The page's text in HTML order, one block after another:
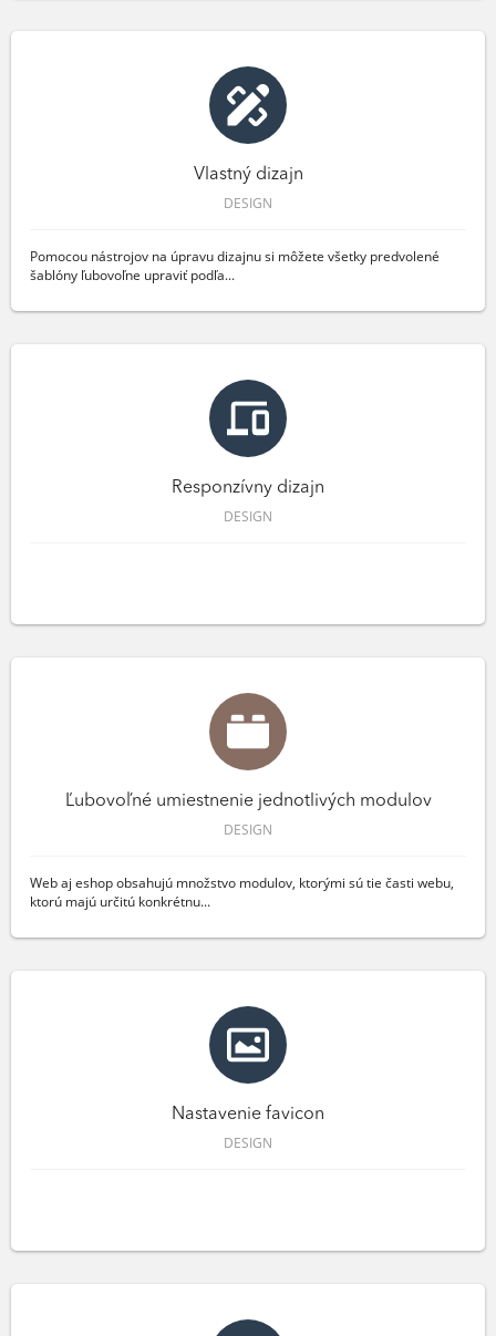
Vlastný dizajn
DESIGN
Pomocou nástrojov na úpravu dizajnu si môžete všetky predvolené
šablóny ľubovoľne upraviť podľa...
Responzívny dizajn
DESIGN
Ľubovoľné umiestnenie jednotlivých modulov
DESIGN
Web aj eshop obsahujú množstvo modulov, ktorými sú tie časti webu,
ktorú majú určitú konkrétnu...
Nastavenie favicon
DESIGN